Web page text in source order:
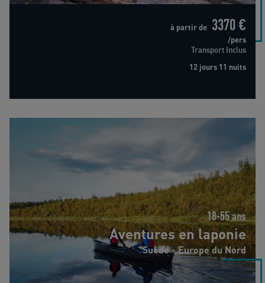
à partir de 3370 €
/pers
Transport Inclus
12 jours 11 nuits
Aventures en laponie
18-55 ans
Aventures en laponie
Suède - Europe du Nord